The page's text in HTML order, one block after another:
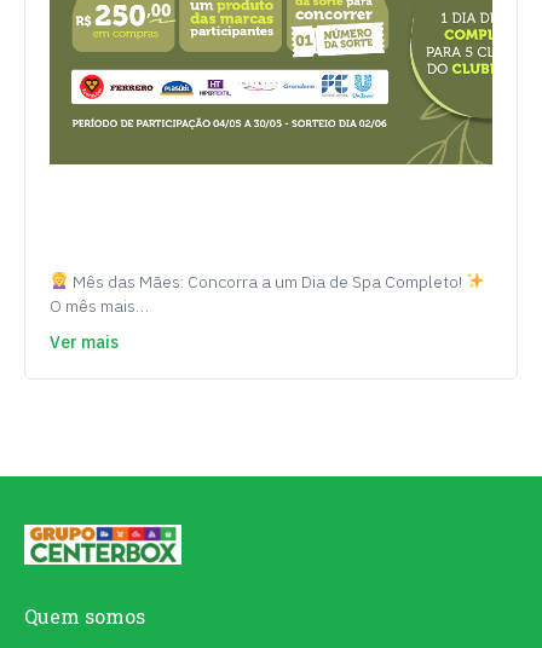
Mês das Mães: Concorra a um Dia de Spa Completo!
O mês mais…
Ver mais
Quem somos